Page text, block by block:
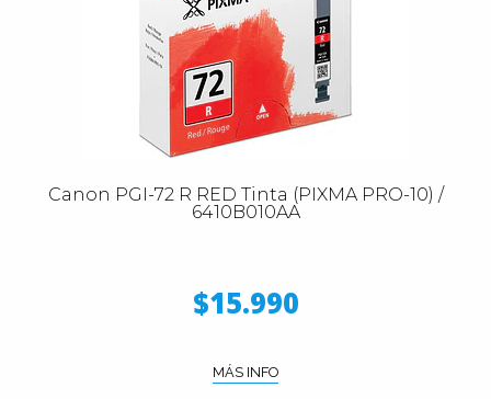
Canon PGI-72 R RED Tinta (PIXMA PRO-10) /
6410B010AA
$15.990
MÁS INFO